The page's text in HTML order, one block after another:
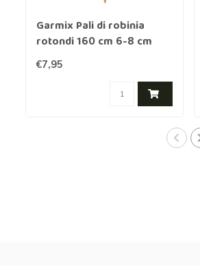
Garmix Pali di robinia
rotondi 160 cm 6-8 cm
€7,95